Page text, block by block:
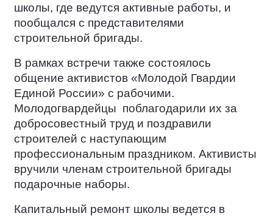
школы, где ведутся активные работы, и
пообщался с представителями
строительной бригады.
В рамках встречи также состоялось
общение активистов «Молодой Гвардии
Единой России» с рабочими.
Молодогвардейцы поблагодарили их за
добросовестный труд и поздравили
строителей с наступающим
профессиональным праздником. Активисты
вручили членам строительной бригады
подарочные наборы.
Капитальный ремонт школы ведется в